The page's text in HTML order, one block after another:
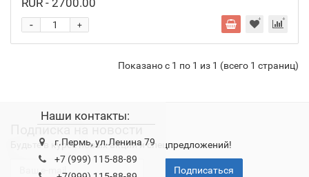
RUR - 2700.00
+
-
Показано с 1 по 1 из 1 (всего 1 страниц)
Наши контакты:
г.Пермь, ул.Ленина 79
+7 (999) 115-88-89
Подписка на новости
Будьте в курсе новых акций и спецпредложений!
Подписаться